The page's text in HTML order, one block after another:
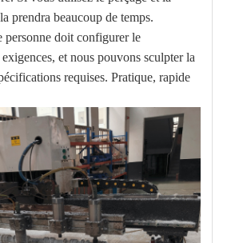
prendra beaucoup de temps.
personne doit configurer le
et nous pouvons sculpter la
requises. Pratique, rapide